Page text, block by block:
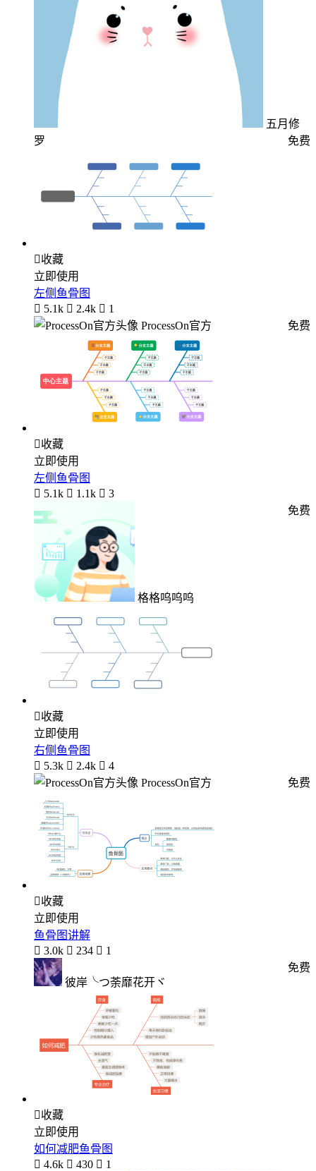
五月修
罗
免费
收藏
立即使用
左侧鱼骨图
 5.1k  2.4k  1
ProcessOn官方
免费
收藏
立即使用
左侧鱼骨图
 5.1k  1.1k  3
格格呜呜呜
免费
收藏
立即使用
右侧鱼骨图
 5.3k  2.4k  4
ProcessOn官方
免费
收藏
立即使用
鱼骨图讲解
 3.0k  234  1
彼岸╰つ荼靡花开ヾ
免费
收藏
立即使用
如何减肥鱼骨图
 4.6k  430  1